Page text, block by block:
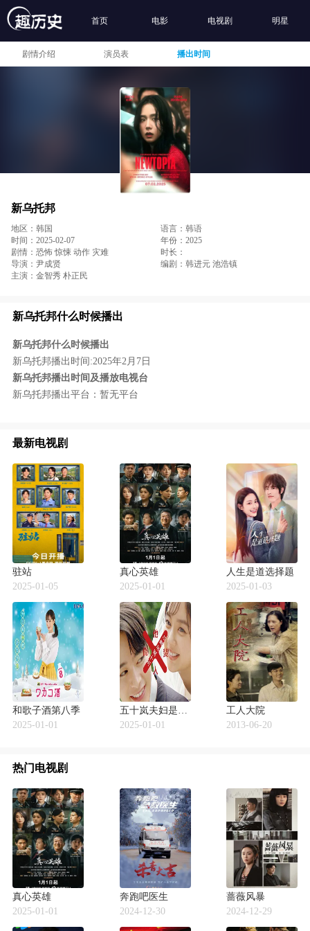
首页 电影 电视剧 明星
剧情介绍 演员表 播出时间
新乌托邦
地区：韩国
语言：韩语
时间：2025-02-07
年份：2025
剧情：恐怖 惊悚 动作 灾难
时长：
导演：尹成贤
编剧：韩进元 池浩镇
主演：金智秀 朴正民
新乌托邦什么时候播出
新乌托邦什么时候播出
新乌托邦播出时间:2025年2月7日
新乌托邦播出时间及播放电视台
新乌托邦播出平台：暂无平台
最新电视剧
驻站
2025-01-05
真心英雄
2025-01-01
人生是道选择题
2025-01-03
和歌子酒第八季
2025-01-01
五十岚夫妇是伪装的陌生人
2025-01-01
工人大院
2013-06-20
热门电视剧
真心英雄
2025-01-01
奔跑吧医生
2024-12-30
蔷薇风暴
2024-12-29